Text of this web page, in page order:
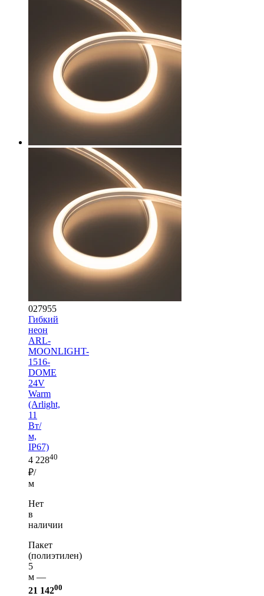
027955
Гибкий
неон
ARL-
MOONLIGHT-
1516-
DOME
24V
Warm
(Arlight,
11
Вт/
м,
IP67)
4 22840
₽/
м
Нет
в
наличии
Пакет
(полиэтилен)
5
м —
21 14200